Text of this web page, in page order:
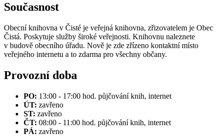
Současnost
Obecní knihovna v Čisté je veřejná knihovna, zřizovatelem je Obec
Čistá. Poskytuje služby široké veřejnosti. Knihovnu naleznete
v budově obecního úřadu. Nově je zde zřízeno kontaktní místo
veřejného internetu a to zdarma pro všechny občany.
Provozní doba
PO: 13:00 - 17:00 hod. půjčování knih, internet
ÚT: zavřeno
ST: zavřeno
ČT: 08:00 - 11:00 hod. půjčování knih, internet
PÁ: zavřeno